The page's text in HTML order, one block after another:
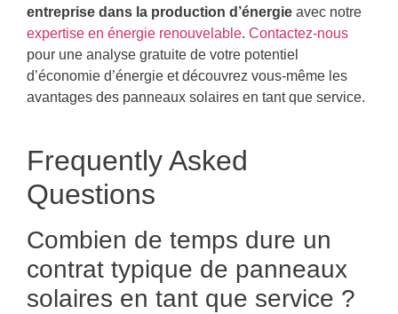
entreprise dans la production d’énergie avec notre
expertise en énergie renouvelable. Contactez-nous
pour une analyse gratuite de votre potentiel
d’économie d’énergie et découvrez vous-même les
avantages des panneaux solaires en tant que service.
Frequently Asked
Questions
Combien de temps dure un
contrat typique de panneaux
solaires en tant que service ?